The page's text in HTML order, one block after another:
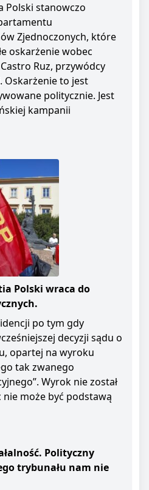
Polski stanowczo
Zjednoczonych, które
oskarżenie wobec
Ruz, przywódcy
Oskarżenie to jest
politycznie. Jest
kampanii
Polski wraca do
po tym gdy
decyzji sądu o
opartej na wyroku
tak zwanego
Wyrok nie został
może być podstawą
Polityczny
trybunału nam nie